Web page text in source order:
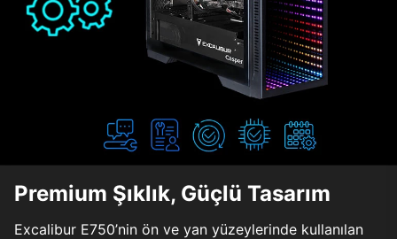
Premium Şıklık, Güçlü Tasarım
Excalibur E750’nin ön ve yan yüzeylerinde kullanılan